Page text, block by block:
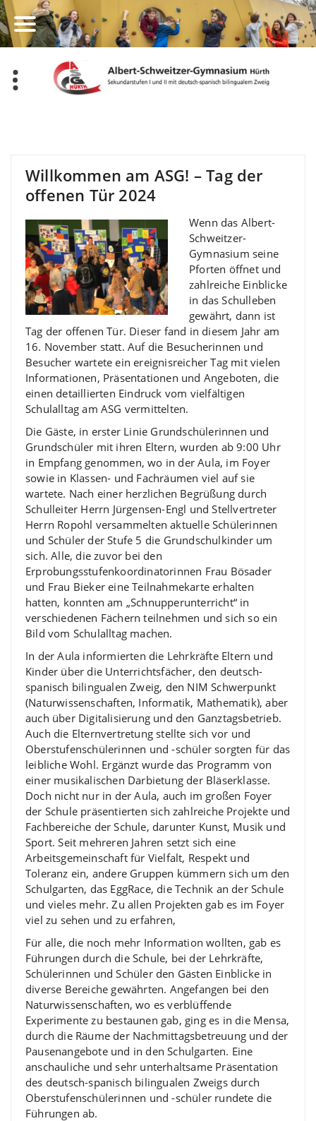
Zum
Inhalt
springen
Willkommen am ASG! – Tag der
offenen Tür 2024
Wenn das Albert-
Schweitzer-
Gymnasium seine
Pforten öffnet und
zahlreiche Einblicke
in das Schulleben
gewährt, dann ist
Tag der offenen Tür. Dieser fand in diesem Jahr am
16. November statt. Auf die Besucherinnen und
Besucher wartete ein ereignisreicher Tag mit vielen
Informationen, Präsentationen und Angeboten, die
einen detaillierten Eindruck vom vielfältigen
Schulalltag am ASG vermittelten.
Die Gäste, in erster Linie Grundschülerinnen und
Grundschüler mit ihren Eltern, wurden ab 9:00 Uhr
in Empfang genommen, wo in der Aula, im Foyer
sowie in Klassen- und Fachräumen viel auf sie
wartete. Nach einer herzlichen Begrüßung durch
Schulleiter Herrn Jürgensen-Engl und Stellvertreter
Herrn Ropohl versammelten aktuelle Schülerinnen
und Schüler der Stufe 5 die Grundschulkinder um
sich. Alle, die zuvor bei den
Erprobungsstufenkoordinatorinnen Frau Bösader
und Frau Bieker eine Teilnahmekarte erhalten
hatten, konnten am „Schnupperunterricht“ in
verschiedenen Fächern teilnehmen und sich so ein
Bild vom Schulalltag machen.
In der Aula informierten die Lehrkräfte Eltern und
Kinder über die Unterrichtsfächer, den deutsch-
spanisch bilingualen Zweig, den NIM Schwerpunkt
(Naturwissenschaften, Informatik, Mathematik), aber
auch über Digitalisierung und den Ganztagsbetrieb.
Auch die Elternvertretung stellte sich vor und
Oberstufenschülerinnen und -schüler sorgten für das
leibliche Wohl. Ergänzt wurde das Programm von
einer musikalischen Darbietung der Bläserklasse.
Doch nicht nur in der Aula, auch im großen Foyer
der Schule präsentierten sich zahlreiche Projekte und
Fachbereiche der Schule, darunter Kunst, Musik und
Sport. Seit mehreren Jahren setzt sich eine
Arbeitsgemeinschaft für Vielfalt, Respekt und
Toleranz ein, andere Gruppen kümmern sich um den
Schulgarten, das EggRace, die Technik an der Schule
und vieles mehr. Zu allen Projekten gab es im Foyer
viel zu sehen und zu erfahren,
Für alle, die noch mehr Information wollten, gab es
Führungen durch die Schule, bei der Lehrkräfte,
Schülerinnen und Schüler den Gästen Einblicke in
diverse Bereiche gewährten. Angefangen bei den
Naturwissenschaften, wo es verblüffende
Experimente zu bestaunen gab, ging es in die Mensa,
durch die Räume der Nachmittagsbetreuung und der
Pausenangebote und in den Schulgarten. Eine
anschauliche und sehr unterhaltsame Präsentation
des deutsch-spanisch bilingualen Zweigs durch
Oberstufenschülerinnen und -schüler rundete die
Führungen ab.